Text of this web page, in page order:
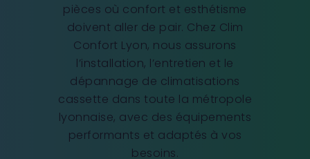
pièces où confort et esthétisme
doivent aller de pair. Chez Clim
Confort Lyon, nous assurons
l’installation, l’entretien et le
dépannage de climatisations
cassette dans toute la métropole
lyonnaise, avec des équipements
performants et adaptés à vos
besoins.